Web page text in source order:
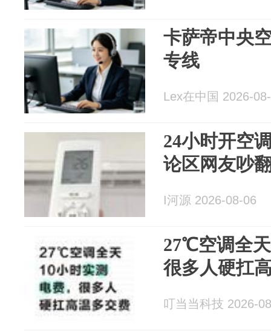
卡萨帝中央
专线
Lex在中国 2026-
24小时开空
论区网友吵
I河源 2026-08-06
27℃空调全
很多人硬扛
叮当当科技 2026-